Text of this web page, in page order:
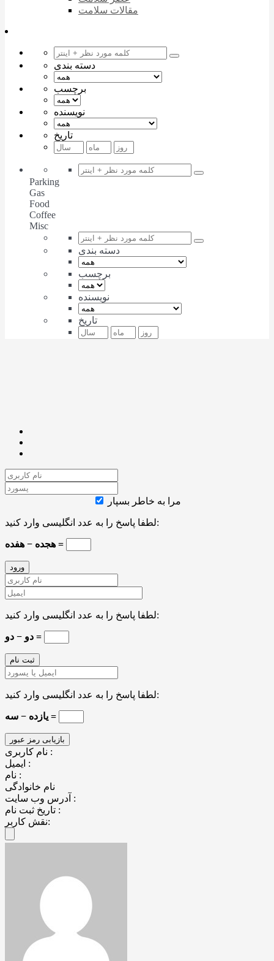
مقالات سلامت
دسته بندی
برچسب
نویسنده
تاریخ
Parking
Gas
Food
Coffee
Misc
دسته بندی
برچسب
نویسنده
تاریخ
مرا به خاطر بسپار
لطفا پاسخ را به عدد انگلیسی وارد کنید:
هجده − هفده =
لطفا پاسخ را به عدد انگلیسی وارد کنید:
دو − دو =
لطفا پاسخ را به عدد انگلیسی وارد کنید:
یازده − سه =
نام کاربری :
ایمیل :
نام :
نام خانوادگی
آدرس وب سایت :
تاریخ ثبت نام :
نقش کاربر: